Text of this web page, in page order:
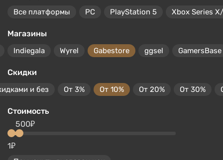
Все платформы PC PlayStation 5 Xbox Series
Магазины
Indiegala Wyrel Gabestore ggsel GamersBase
Скидки
и без От 3% От 10% От 20% От 30%
Стоимость
1₽
500₽